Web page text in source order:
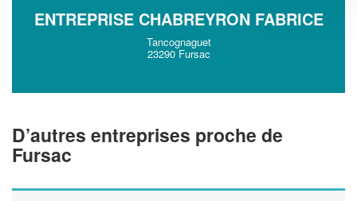
ENTREPRISE CHABREYRON FABRICE
Tancognaguet
23290 Fursac
D’autres entreprises proche de
Fursac